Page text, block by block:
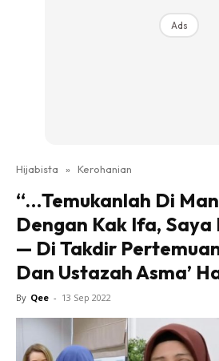
Ads
Hijabista » Kerohanian
“…Temukanlah Di
Dengan Kak Ifa,
— Di Takdir
Dan Ustazah Asma’
By Qee - 13 Sep 2022